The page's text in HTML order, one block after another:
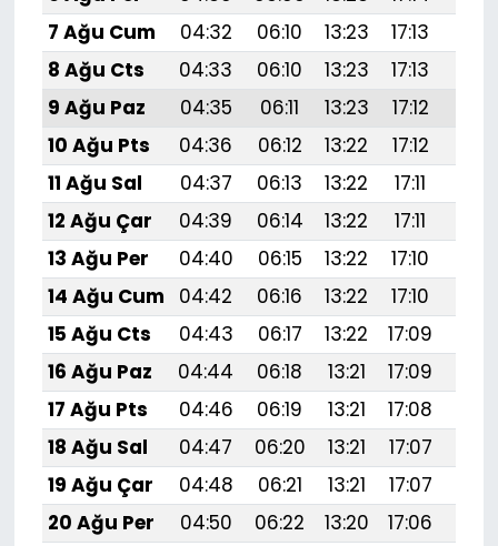
7 Ağu Cum
04:32 06:10 13:23 17:13
8 Ağu Cts
04:33 06:10 13:23 17:13
9 Ağu Paz
04:35 06:11 13:23 17:12
10 Ağu Pts
04:36 06:12 13:22 17:12
11 Ağu Sal
04:37 06:13 13:22 17:11
12 Ağu Çar
04:39 06:14 13:22 17:11
13 Ağu Per
04:40 06:15 13:22 17:10
14 Ağu Cum
04:42 06:16 13:22 17:10
15 Ağu Cts
04:43 06:17 13:22 17:09
16 Ağu Paz
04:44 06:18 13:21 17:09
17 Ağu Pts
04:46 06:19 13:21 17:08
18 Ağu Sal
04:47 06:20 13:21 17:07
19 Ağu Çar
04:48 06:21 13:21 17:07
20 Ağu Per
04:50 06:22 13:20 17:06